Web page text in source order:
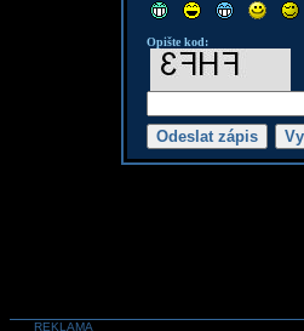
Opište kod:
REKLAMA